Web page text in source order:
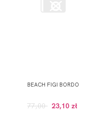
BEACH FIGI BORDO
77,00 23,10 zł